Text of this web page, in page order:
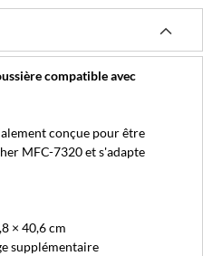
compatible avec
conçue pour être
MFC-7320 et s'adapte
× 40,6 cm
supplémentaire